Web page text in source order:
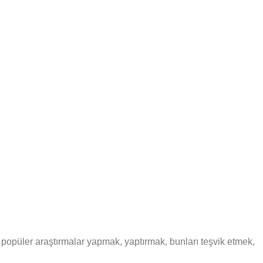
araştırmalar yapmak, yaptırmak, bunları teşvik etmek,